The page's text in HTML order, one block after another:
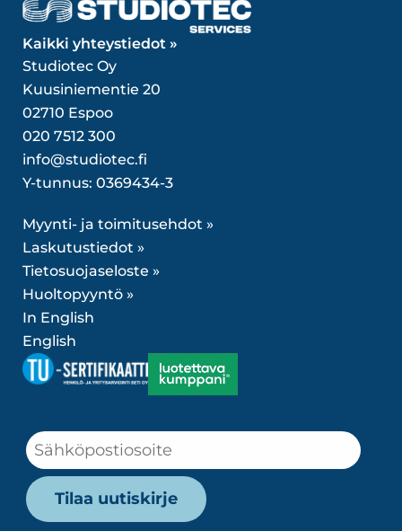
Kaikki yhteystiedot »
Studiotec Oy
Kuusiniementie 20
02710 Espoo
020 7512 300
info@studiotec.fi
Y-tunnus: 0369434-3
Myynti- ja toimitusehdot »
Laskutustiedot »
Tietosuojaseloste »
Huoltopyyntö »
In English
English